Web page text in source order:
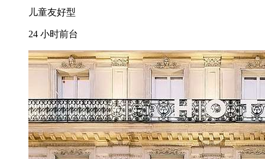
儿童友好型
24 小时前台